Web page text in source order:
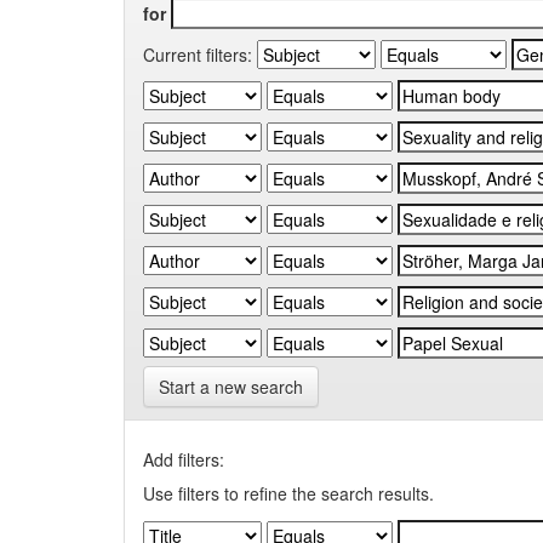
for
Current filters:
Start a new search
Add filters:
Use filters to refine the search results.